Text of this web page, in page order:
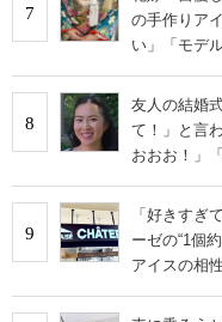
7
の手作りア
い」「モデ
8
友人の結婚
て！」と言
おおお！」
9
「好きすぎ
ーゼの“1個
アイスの相